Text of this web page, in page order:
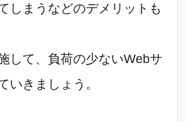
しまうなどのデメリットも
して、負荷の少ないWebサ
いきましょう。